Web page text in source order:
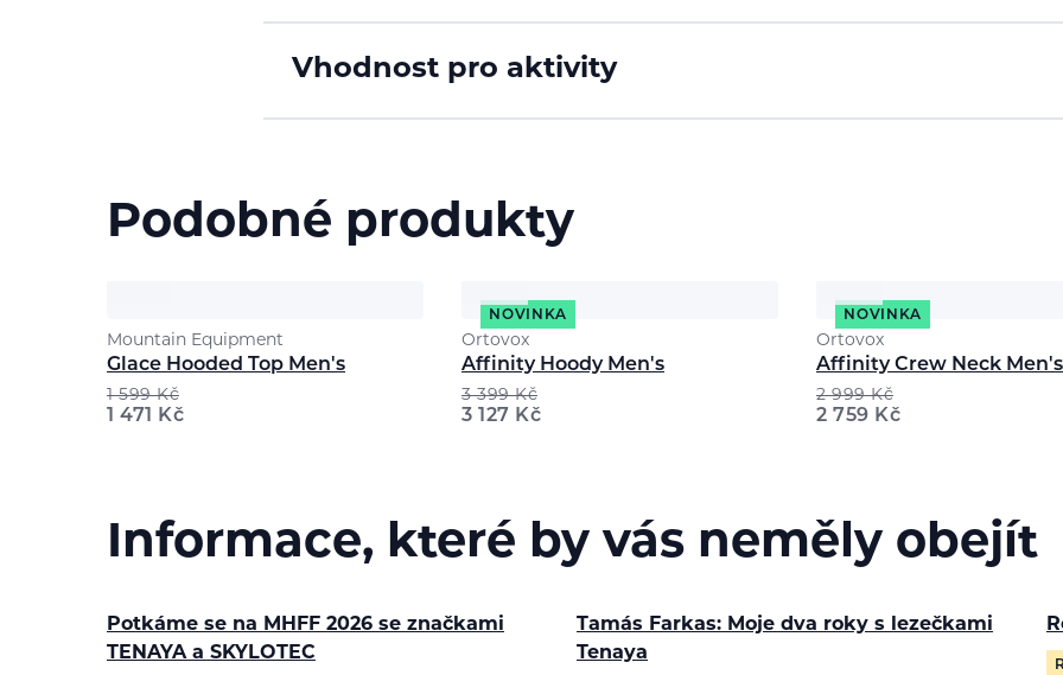
Vhodnost pro aktivity
Podobné produkty
Mountain Equipment
Glace Hooded Top Men's
1 599Kč
1 471 Kč
NOVINKA
Ortovox
Affinity Hoody Men's
3 399Kč
3 127 Kč
NOVINKA
Ortovox
Affinity Crew Neck Men's
2 999Kč
2 759 Kč
Informace, které by vás neměly obejít
Potkáme se na MHFF 2026 se značkami
TENAYA a SKYLOTEC
Tamás Farkas: Moje dva roky s lezečkami
Tenaya